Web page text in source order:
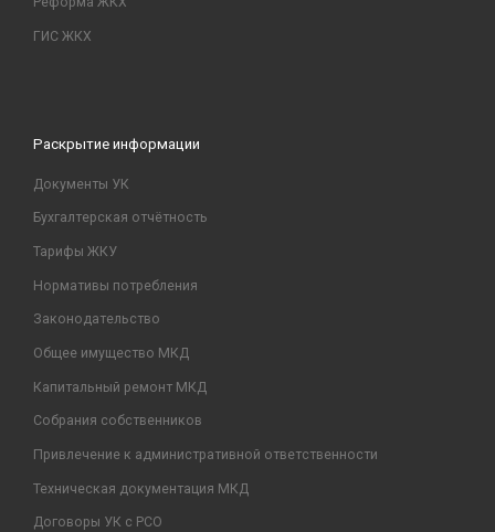
ГИС ЖКХ
Раскрытие информации
Документы УК
Бухгалтерская отчётность
Тарифы ЖКУ
Нормативы потребления
Законодательство
Общее имущество МКД
Капитальный ремонт МКД
Собрания собственников
Привлечение к административной ответственности
Техническая документация МКД
Договоры УК с РСО